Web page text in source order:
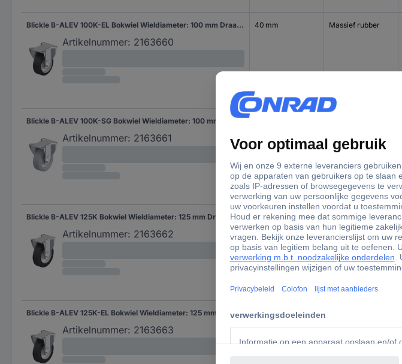
Blickle B-ALEV 100K-EL Bokwiel Wieldiameter: 100 mm Draagvermogen (max.): 200 kg 1 stuk(s)
Artikelnummer: 2163660
40 mm Massief rubber
Blickle B-ALEV 100K-SG Bokwiel Wieldiameter: 100 mm Draagvermogen (max.): 200 kg 1 stuk(s)
Artikelnummer: 2163661
Blickle B-ALEV 125K Bokwiel Wieldiameter: 125 mm Draagvermogen (max.): 250 kg 1 stuk(s)
Artikelnummer: 2163662
40 mm Massief rubber
Blickle B-ALEV 125K-EL Bokwiel Wieldiameter: 125 mm Draagvermogen (max.): 250 kg 1 stuk(s)
Artikelnummer: 2163663
40 mm